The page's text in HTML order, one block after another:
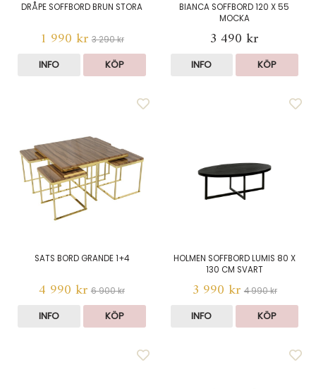
DRÅPE SOFFBORD BRUN STORA
1 990 kr 3 290 kr
INFO KÖP
BIANCA SOFFBORD 120 X 55
MOCKA
3 490 kr
INFO KÖP
SATS BORD GRANDE 1+4
4 990 kr 6 900 kr
INFO KÖP
HOLMEN SOFFBORD LUMIS 80 X
130 CM SVART
3 990 kr 4 990 kr
INFO KÖP